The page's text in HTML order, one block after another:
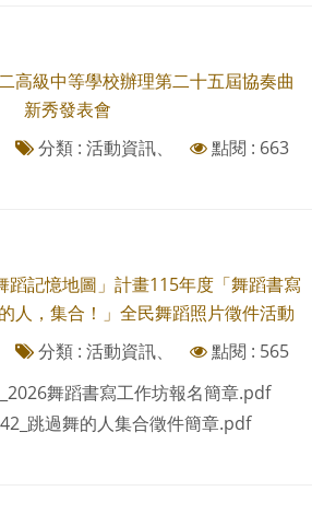
高級中等學校辦理第二十五屆協奏曲
新秀發表會
分類 : 活動資訊、 點閱 : 663
蹈記憶地圖」計畫115年度「舞蹈書寫
人，集合！」全民舞蹈照片徵件活動
分類 : 活動資訊、
點閱 : 565
舞蹈書寫工作坊報名簡章.pdf
跳過舞的人集合徵件簡章.pdf